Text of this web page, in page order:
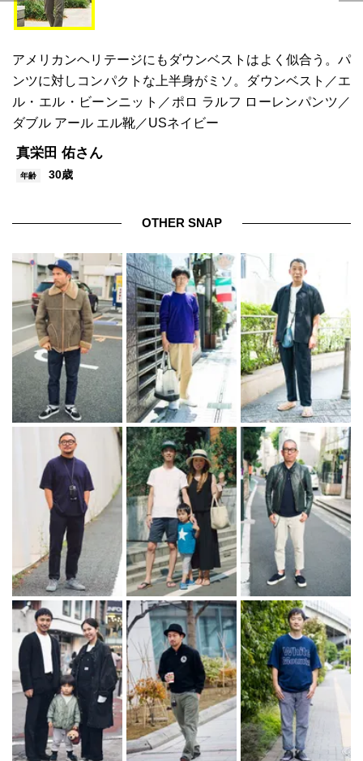
アメリカンヘリテージにもダウンベストはよく似合う。パ
ンツに対しコンパクトな上半身がミソ。ダウンベスト／エ
ル・エル・ビーンニット／ポロ ラルフ ローレンパンツ／
ダブル アール エル靴／USネイビー
真栄田 佑さん
年齢 30歳
OTHER SNAP